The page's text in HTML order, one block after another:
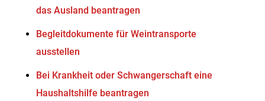
das Ausland beantragen
Begleitdokumente für Weintransporte
ausstellen
Bei Krankheit oder Schwangerschaft eine
Haushaltshilfe beantragen